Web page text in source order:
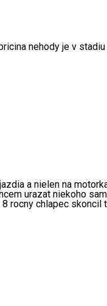
nehody je v
a nielen na
urazat niekoho
chlapec skoncil